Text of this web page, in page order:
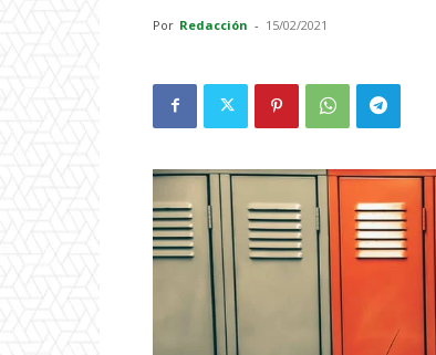
Por Redacción - 15/02/2021